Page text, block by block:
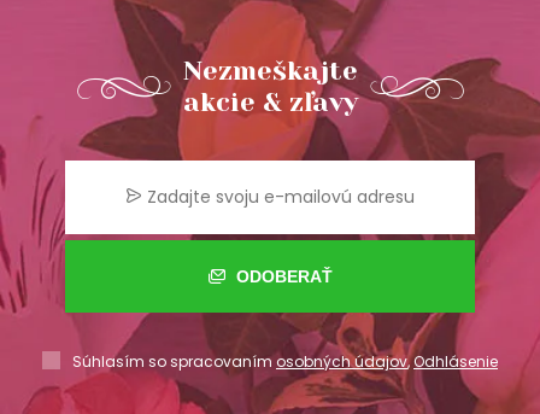
Nezmeškajte
akcie & zľavy
ODOBERAŤ
Súhlasím so spracovaním osobných údajov,Odhlásenie